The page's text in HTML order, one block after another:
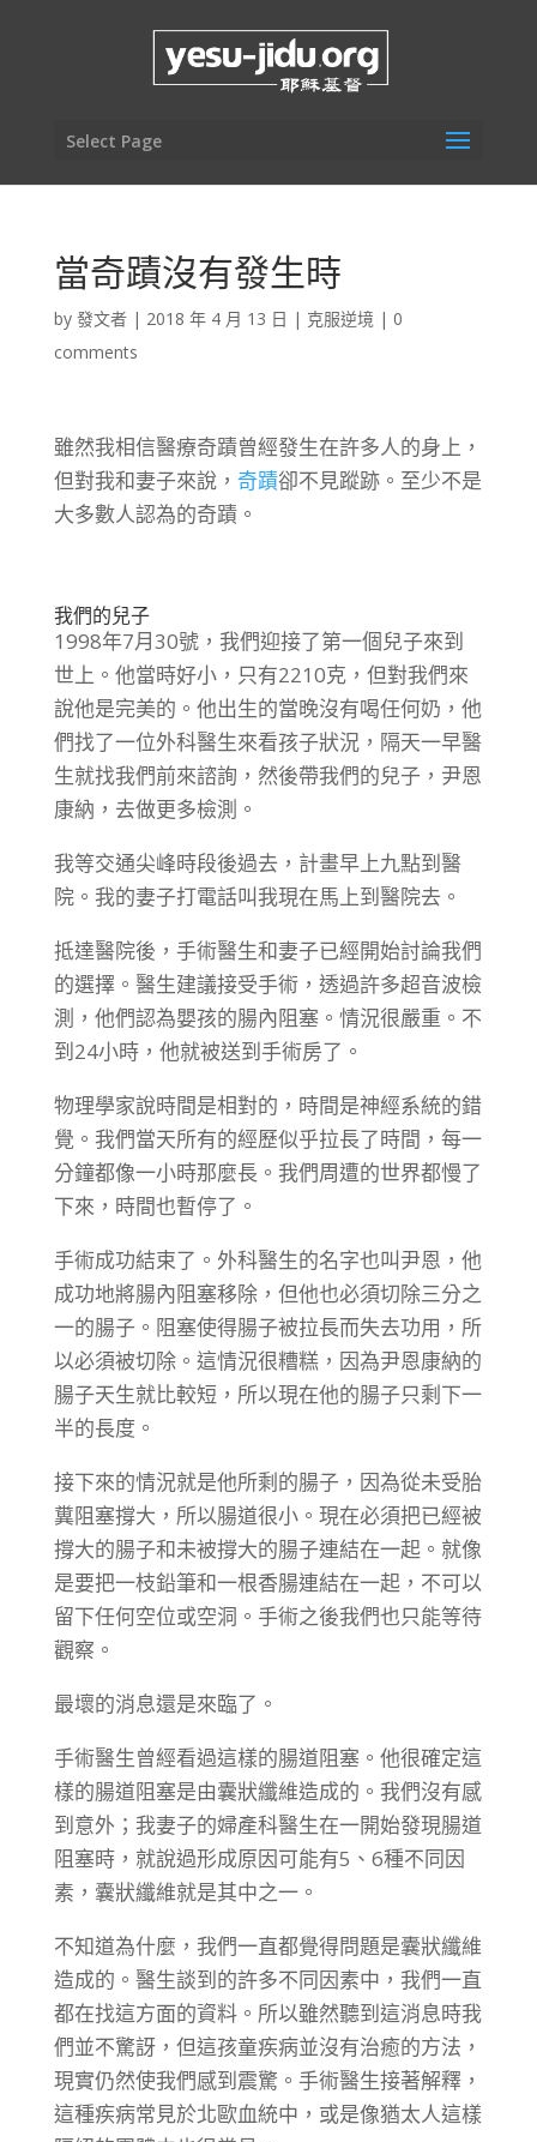
Select Page
當奇蹟沒有發生時
by 發文者| 2018 年 4 月 13 日 | 克服逆境 | 0
comments
雖然我相信醫療奇蹟曾經發生在許多人的身上，
但對我和妻子來說， 奇蹟卻不見蹤跡。至少不是
大多數人認為的奇蹟。
我們的兒子
1998年7月30號，我們迎接了第一個兒子來到
世上。他當時好小，只有2210克，但對我們來
說他是完美的。他出生的當晚沒有喝任何奶，他
們找了一位外科醫生來看孩子狀況，隔天一早醫
生就找我們前來諮詢，然後帶我們的兒子，尹恩
康納，去做更多檢測。
我等交通尖峰時段後過去，計畫早上九點到醫
院。我的妻子打電話叫我現在馬上到醫院去。
抵達醫院後，手術醫生和妻子已經開始討論我們
的選擇。醫生建議接受手術，透過許多超音波檢
測，他們認為嬰孩的腸內阻塞。情況很嚴重。不
到24小時，他就被送到手術房了。
物理學家說時間是相對的，時間是神經系統的錯
覺。我們當天所有的經歷似乎拉長了時間，每一
分鐘都像一小時那麼長。我們周遭的世界都慢了
下來，時間也暫停了。
手術成功結束了。外科醫生的名字也叫尹恩，他
成功地將腸內阻塞移除，但他也必須切除三分之
一的腸子。阻塞使得腸子被拉長而失去功用，所
以必須被切除。這情況很糟糕，因為尹恩康納的
腸子天生就比較短，所以現在他的腸子只剩下一
半的長度。
接下來的情況就是他所剩的腸子，因為從未受胎
糞阻塞撐大，所以腸道很小。現在必須把已經被
撐大的腸子和未被撐大的腸子連結在一起。就像
是要把一枝鉛筆和一根香腸連結在一起，不可以
留下任何空位或空洞。手術之後我們也只能等待
觀察。
最壞的消息還是來臨了。
手術醫生曾經看過這樣的腸道阻塞。他很確定這
樣的腸道阻塞是由囊狀纖維造成的。我們沒有感
到意外；我妻子的婦產科醫生在一開始發現腸道
阻塞時，就說過形成原因可能有5、6種不同因
素，囊狀纖維就是其中之一。
不知道為什麼，我們一直都覺得問題是囊狀纖維
造成的。醫生談到的許多不同因素中，我們一直
都在找這方面的資料。所以雖然聽到這消息時我
們並不驚訝，但這孩童疾病並沒有治癒的方法，
現實仍然使我們感到震驚。手術醫生接著解釋，
這種疾病常見於北歐血統中，或是像猶太人這樣